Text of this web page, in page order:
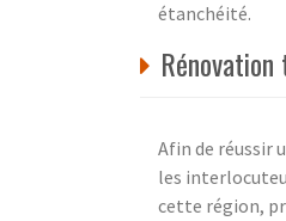
étanchéité.
Afin de réussir
les
cette région,